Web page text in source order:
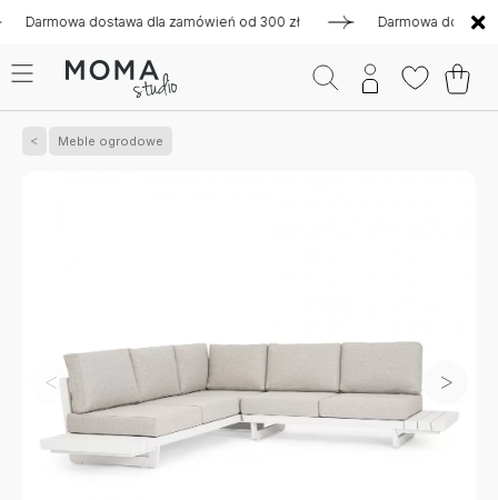
dostawa dla zamówień od 300 zł Darmowa dostawa dla
Meble ogrodowe